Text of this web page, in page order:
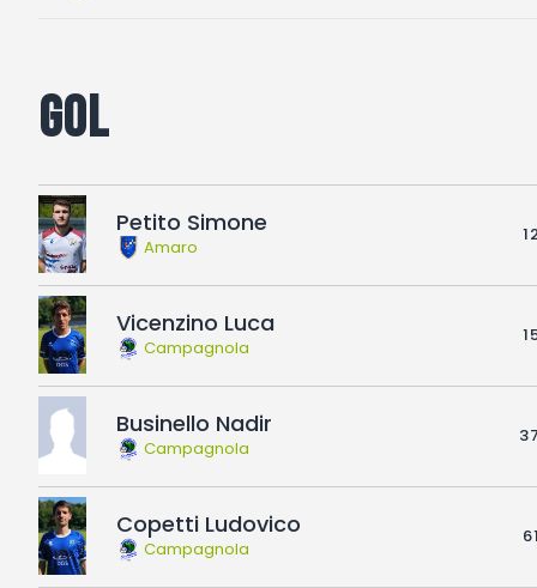
Gol
Petito Simone
Amaro
Vicenzino Luca
Campagnola
Businello Nadir
Campagnola
Copetti Ludovico
Campagnola